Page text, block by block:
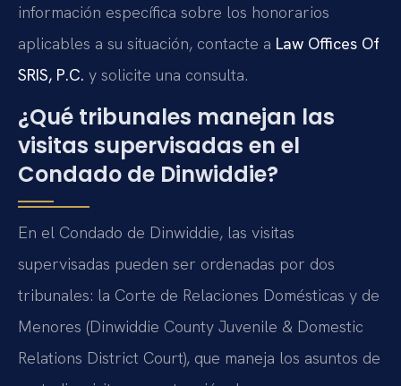
información específica sobre los honorarios
aplicables a su situación, contacte a Law Offices Of
SRIS, P.C. y solicite una consulta.
¿Qué tribunales manejan las
visitas supervisadas en el
Condado de Dinwiddie?
En el Condado de Dinwiddie, las visitas
supervisadas pueden ser ordenadas por dos
tribunales: la Corte de Relaciones Domésticas y de
Menores (Dinwiddie County Juvenile & Domestic
Relations District Court), que maneja los asuntos de